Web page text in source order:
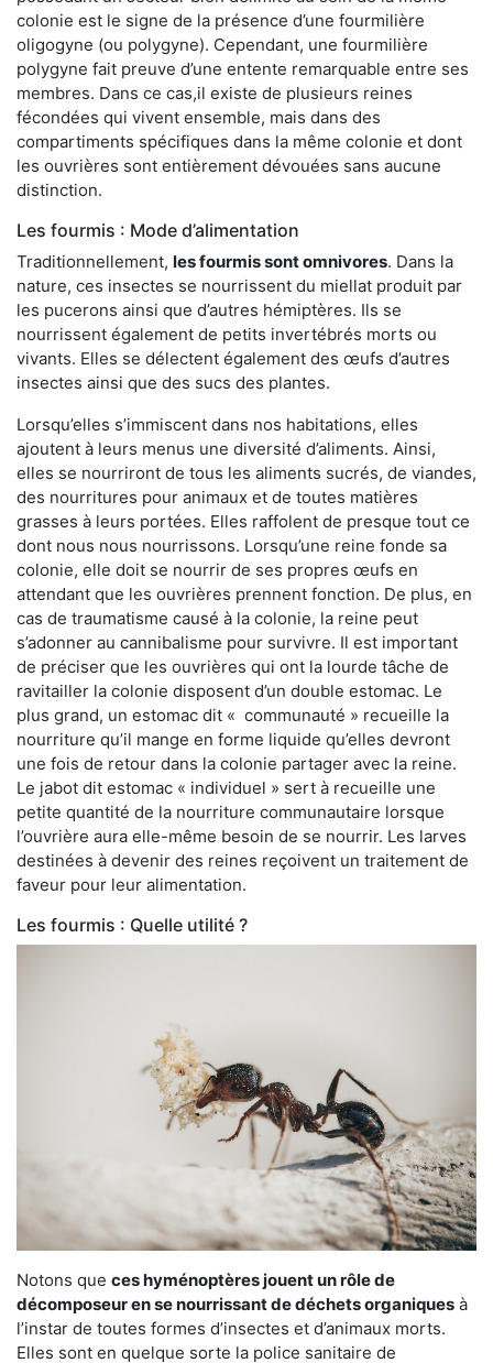
colonie est le signe de la présence d’une fourmilière
oligogyne (ou polygyne). Cependant, une fourmilière
polygyne fait preuve d’une entente remarquable entre ses
membres. Dans ce cas,il existe de plusieurs reines
fécondées qui vivent ensemble, mais dans des
compartiments spécifiques dans la même colonie et dont
les ouvrières sont entièrement dévouées sans aucune
distinction.
Les fourmis : Mode d’alimentation
Traditionnellement, les fourmis sont omnivores. Dans la
nature, ces insectes se nourrissent du miellat produit par
les pucerons ainsi que d’autres hémiptères. Ils se
nourrissent également de petits invertébrés morts ou
vivants. Elles se délectent également des œufs d’autres
insectes ainsi que des sucs des plantes.
Lorsqu’elles s’immiscent dans nos habitations, elles
ajoutent à leurs menus une diversité d’aliments. Ainsi,
elles se nourriront de tous les aliments sucrés, de viandes,
des nourritures pour animaux et de toutes matières
grasses à leurs portées. Elles raffolent de presque tout ce
dont nous nous nourrissons. Lorsqu’une reine fonde sa
colonie, elle doit se nourrir de ses propres œufs en
attendant que les ouvrières prennent fonction. De plus, en
cas de traumatisme causé à la colonie, la reine peut
s’adonner au cannibalisme pour survivre. Il est important
de préciser que les ouvrières qui ont la lourde tâche de
ravitailler la colonie disposent d’un double estomac. Le
plus grand, un estomac dit « communauté » recueille la
nourriture qu’il mange en forme liquide qu’elles devront
une fois de retour dans la colonie partager avec la reine.
Le jabot dit estomac « individuel » sert à recueille une
petite quantité de la nourriture communautaire lorsque
l’ouvrière aura elle-même besoin de se nourrir. Les larves
destinées à devenir des reines reçoivent un traitement de
faveur pour leur alimentation.
Les fourmis : Quelle utilité ?
Notons que ces hyménoptères jouent un rôle de
décomposeur en se nourrissant de déchets organiques à
l’instar de toutes formes d’insectes et d’animaux morts.
Elles sont en quelque sorte la police sanitaire de